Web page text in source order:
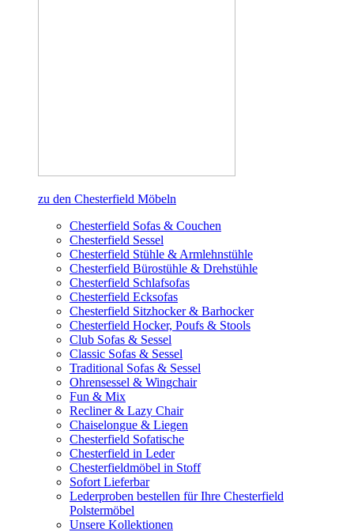
zu den Chesterfield Möbeln
Chesterfield Sofas & Couchen
Chesterfield Sessel
Chesterfield Stühle & Armlehnstühle
Chesterfield Bürostühle & Drehstühle
Chesterfield Schlafsofas
Chesterfield Ecksofas
Chesterfield Sitzhocker & Barhocker
Chesterfield Hocker, Poufs & Stools
Club Sofas & Sessel
Classic Sofas & Sessel
Traditional Sofas & Sessel
Ohrensessel & Wingchair
Fun & Mix
Recliner & Lazy Chair
Chaiselongue & Liegen
Chesterfield Sofatische
Chesterfield in Leder
Chesterfieldmöbel in Stoff
Sofort Lieferbar
Lederproben bestellen für Ihre Chesterfield
Polstermöbel
Unsere Kollektionen